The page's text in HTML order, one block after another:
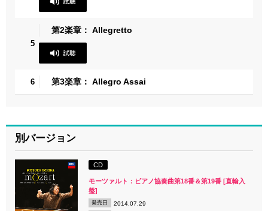
5
第2楽章： Allegretto
6 第3楽章： Allegro Assai
別バージョン
CD
モーツァルト：ピアノ協奏曲第18番＆第19番 [直輸入
盤]
発売日 2014.07.29